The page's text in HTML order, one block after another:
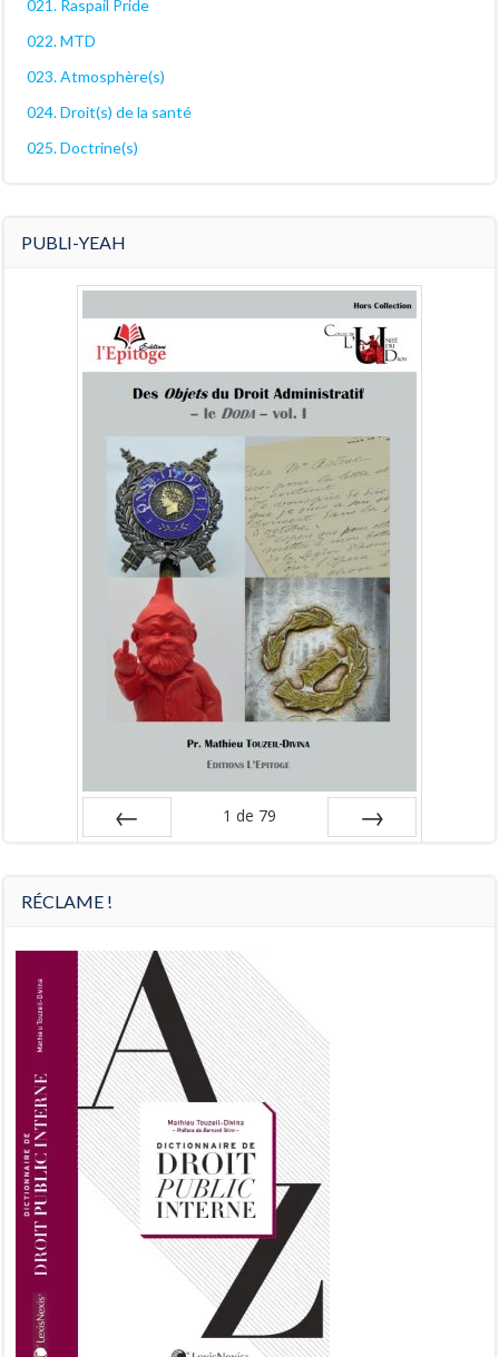
021. Raspail Pride
022. MTD
023. Atmosphère(s)
024. Droit(s) de la santé
025. Doctrine(s)
PUBLI-YEAH
1 de 79
RÉCLAME !